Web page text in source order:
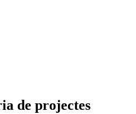
de projectes